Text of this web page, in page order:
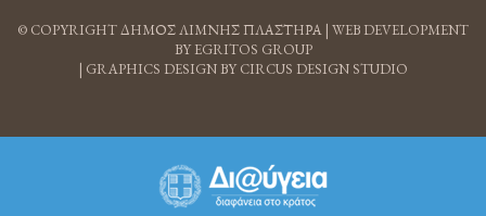
© COPYRIGHT ΔΗΜΟΣ ΛΙΜΝΗΣ ΠΛΑΣΤΗΡΑ | WEB DEVELOPMENT
BY EGRITOS GROUP
| GRAPHICS DESIGN BY CIRCUS DESIGN STUDIO